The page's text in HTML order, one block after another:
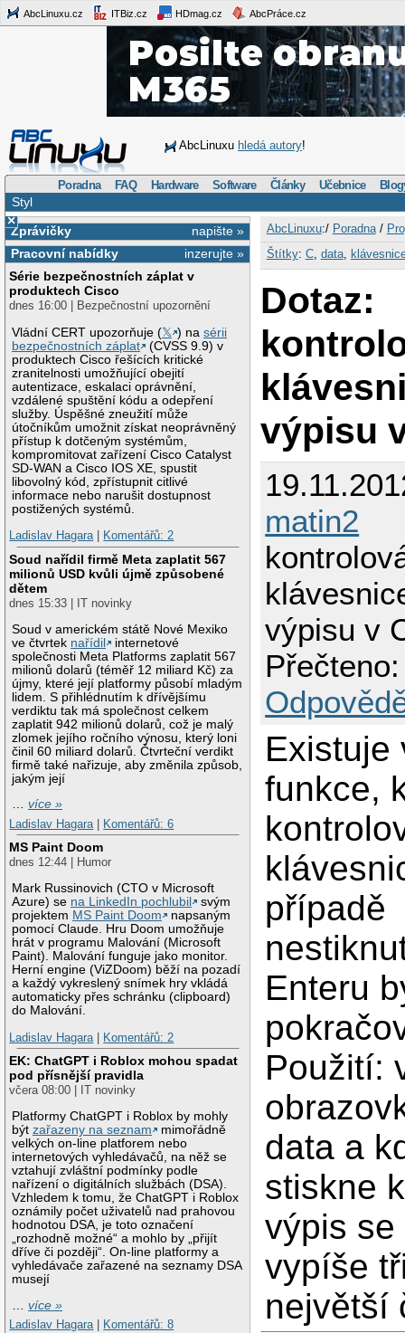
AbcLinuxu.cz ITBiz.cz HDmag.cz AbcPráce.cz
AbcLinuxu hledá autory!
Poradna FAQ Hardware Software Články Učebnice
Styl
×
napište »
Zprávičky
inzerujte »
Pracovní nabídky
Série bezpečnostních záplat v
produktech Cisco
dnes 16:00 | Bezpečnostní upozornění
Vládní CERT upozorňuje (𝕏 ) nasérii
bezpečnostních záplat
(CVSS 9.9) v
produktech Cisco řešících kritické
zranitelnosti umožňující obejití
autentizace, eskalaci oprávnění,
vzdálené spuštění kódu a odepření
služby. Úspěšné zneužití může
útočníkům umožnit získat neoprávněný
přístup k dotčeným systémům,
kompromitovat zařízení Cisco Catalyst
SD-WAN a Cisco IOS XE, spustit
libovolný kód, zpřístupnit citlivé
informace nebo narušit dostupnost
postižených systémů.
Ladislav Hagara| Komentářů: 2
Soud nařídil firmě Meta zaplatit 567
milionů USD kvůli újmě způsobené
dětem
dnes 15:33 | IT novinky
Soud v americkém státě Nové Mexiko
ve čtvrtek nařídil
internetové
společnosti Meta Platforms zaplatit 567
milionů dolarů (téměř 12 miliard Kč) za
újmy, které její platformy působí mladým
lidem. S přihlédnutím k dřívějšímu
verdiktu tak má společnost celkem
zaplatit 942 milionů dolarů, což je malý
zlomek jejího ročního výnosu, který loni
činil 60 miliard dolarů. Čtvrteční verdikt
firmě také nařizuje, aby změnila způsob,
jakým její
…více »
Ladislav Hagara
Komentářů: 6
MS Paint Doom
dnes 12:44 | Humor
Mark Russinovich (CTO v Microsoft
Azure) se na LinkedIn pochlubil
svým
projektem MS Paint Doom
napsaným
pomocí Claude. Hru Doom umožňuje
hrát v programu Malování (Microsoft
Paint). Malování funguje jako monitor.
Herní engine (ViZDoom) běží na pozadí
a každý vykreslený snímek hry vkládá
automaticky přes schránku (clipboard)
do Malování.
Ladislav Hagara
Komentářů: 2
EK: ChatGPT i Roblox mohou spadat
pod přísnější pravidla
včera 08:00 | IT novinky
Platformy ChatGPT i Roblox by mohly
býtzařazeny na seznam
mimořádně
velkých on-line platforem nebo
internetových vyhledávačů, na něž se
vztahují zvláštní podmínky podle
nařízení o digitálních službách (DSA).
Vzhledem k tomu, že ChatGPT i Roblox
oznámily počet uživatelů nad prahovou
hodnotou DSA, je toto označení
„rozhodně možné“ a mohlo by „přijít
dříve či později“. On-line platformy a
vyhledávače zařazené na seznamy DSA
musejí
…více »
Ladislav Hagara| Komentářů: 8
AbcLinuxu:/ Poradna/
Štítky: C, data,
Dotaz:
výpisu
matin2
výpisu v
Existuje
funkce,
případě
Enteru
Použití:
data a
stiskne
výpis
vypíše
největší